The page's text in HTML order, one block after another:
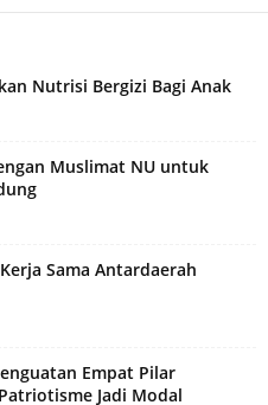
Nutrisi Bergizi Bagi Anak
Muslimat NU untuk
Sama Antardaerah
Empat Pilar
Jadi Modal